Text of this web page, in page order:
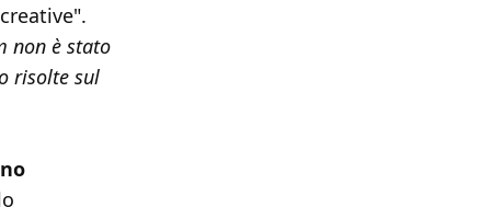
non è stato
risolte sul